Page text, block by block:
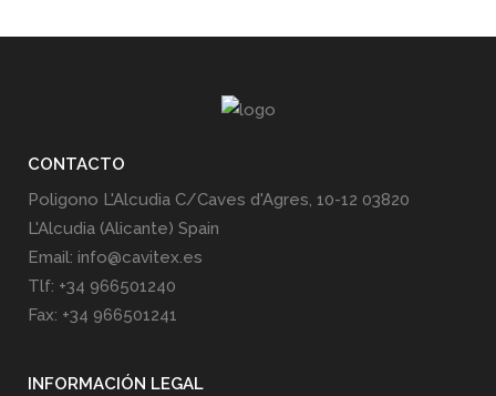
CONTACTO
Poligono L'Alcudia C/Caves d'Agres, 10-12 03820
L'Alcudia (Alicante) Spain
Email: info@cavitex.es
Tlf: +34 966501240
Fax: +34 966501241
INFORMACIÓN LEGAL